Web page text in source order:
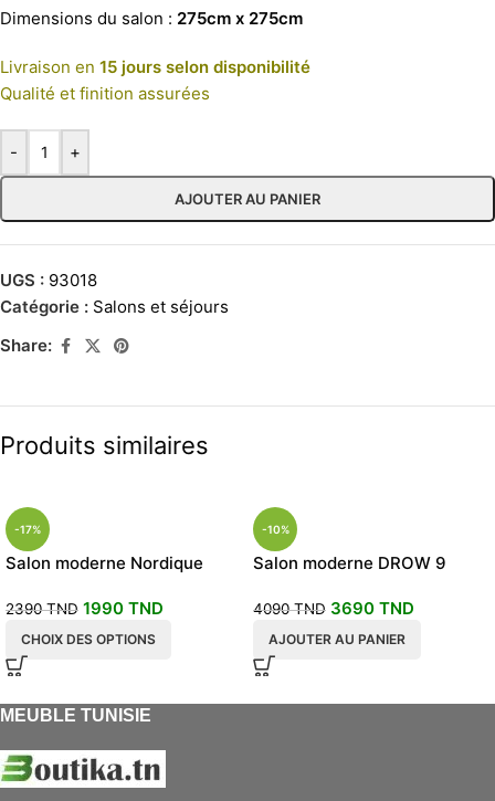
Dimensions du salon : 275cm x 275cm
Livraison en 15 jours selon disponibilité
Qualité et finition assurées
- +
AJOUTER AU PANIER
UGS : 93018
Catégorie : Salons et séjours
Share:
Produits similaires
-17%
Salon moderne Nordique
2390TND 1990 TND
CHOIX DES OPTIONS
-10%
Salon moderne DROW 9
4090TND 3690 TND
AJOUTER AU PANIER
MEUBLE TUNISIE